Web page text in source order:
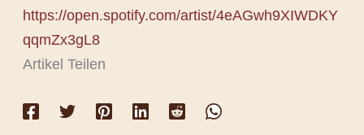
https://open.spotify.com/artist/4eAGwh9XIWDKY
qqmZx3gL8
Artikel Teilen